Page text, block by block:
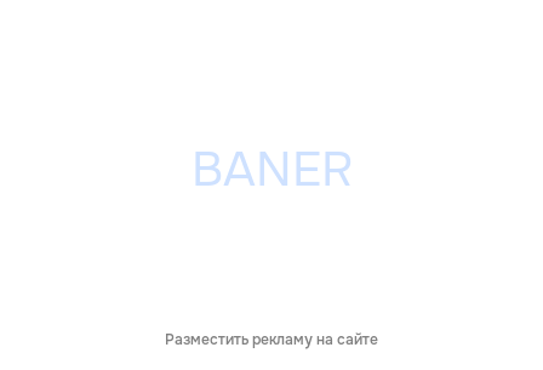
Разместить рекламу на сайте